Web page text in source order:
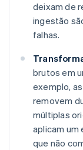
deixam de
ingestão
falhas.
brutos em
exemplo,
removem
múltiplas
aplicam
que não